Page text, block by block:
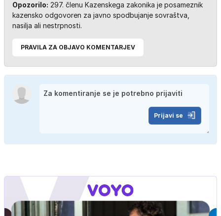
Opozorilo: 297. členu Kazenskega zakonika je posameznik
kazensko odgovoren za javno spodbujanje sovraštva,
nasilja ali nestrpnosti.
PRAVILA ZA OBJAVO KOMENTARJEV
Prijavi se